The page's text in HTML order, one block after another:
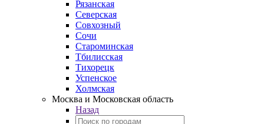
Рязанская
Северская
Совхозный
Сочи
Староминская
Тбилисская
Тихорецк
Успенское
Холмская
Москва и Московская область
Назад